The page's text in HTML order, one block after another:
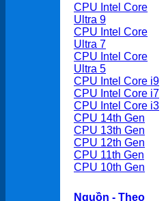
CPU Intel Core
Ultra 9
CPU Intel Core
Ultra 7
CPU Intel Core
Ultra 5
CPU Intel Core i9
CPU Intel Core i7
CPU Intel Core i3
CPU 14th Gen
CPU 13th Gen
CPU 12th Gen
CPU 11th Gen
CPU 10th Gen
Nguồn - Theo